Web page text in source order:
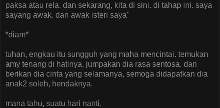
paksa atau rela. dan sekarang, kita di sini. di tahap ini. saya
sayang awak. dan awak isteri saya"
*diam*
tuhan, engkau itu sungguh yang maha mencintai. temukan
amy tenang di hatinya. jumpakan dia rasa sentosa, dan
berikan dia cinta yang selamanya, semoga didapatkan dia
anak2 soleh, hendaknya.
mana tahu, suatu hari nanti,